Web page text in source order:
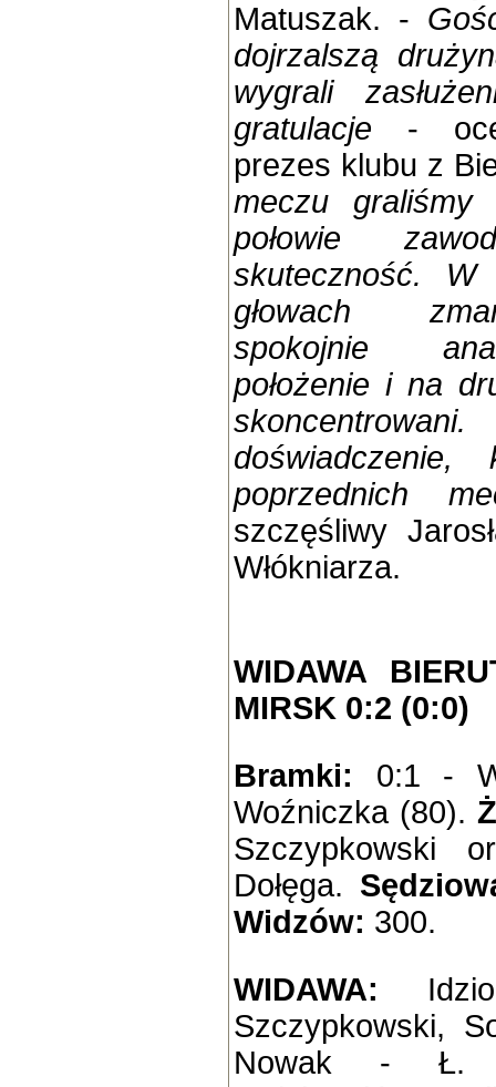
Matuszak. -
dojrzalszą
wygrali
gratulacje -
prezes klubu z
meczu
połowie
skuteczność.
głowach
spokojnie
położenie i na
poprzednich
szczęśliwy
Włókniarza.
WIDAWA
MIRSK 0:2 (0:0)
Bramki: 0:1 -
Woźniczka (80).
Szczypkowski
Dołęga.
Widzów: 300.
WIDAWA:
Szczypkowski,
Nowak - Ł.